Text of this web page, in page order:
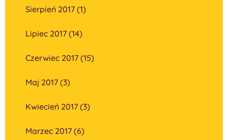
Sierpień 2017 (1)
Lipiec 2017 (14)
Czerwiec 2017 (15)
Maj 2017 (3)
Kwiecień 2017 (3)
Marzec 2017 (6)